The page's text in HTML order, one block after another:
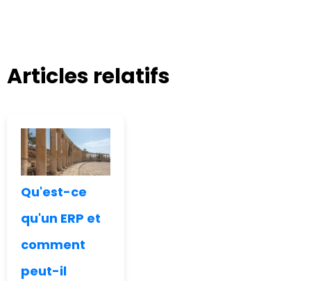
Articles relatifs
Qu'est-ce
qu'un ERP et
comment
peut-il